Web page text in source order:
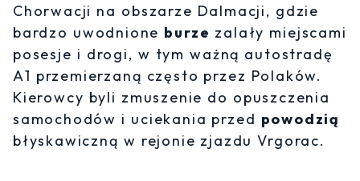
Chorwacji na obszarze Dalmacji, gdzie
bardzo uwodnione burze zalały miejscami
posesje i drogi, w tym ważną autostradę
A1 przemierzaną często przez Polaków.
Kierowcy byli zmuszenie do opuszczenia
samochodów i uciekania przed powodzią
błyskawiczną w rejonie zjazdu Vrgorac.